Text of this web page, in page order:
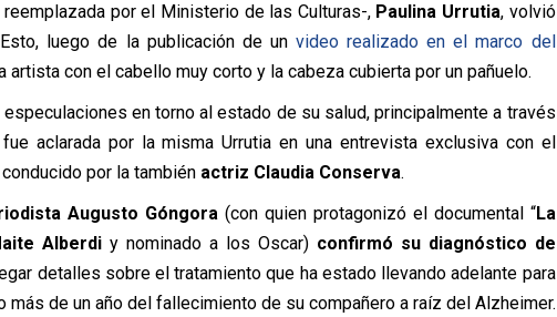
por el Ministerio de las Culturas-, Paulina Urrutia, volvió
luego de la publicación de un video realizado en el marco del
artista con el cabello muy corto y la cabeza cubierta por un pañuelo.
en torno al estado de su salud, principalmente a través
aclarada por la misma Urrutia en una entrevista exclusiva con el
por la también actriz Claudia Conserva.
Augusto Góngora(con quien protagonizó el documental “La
Alberdiy nominado a los Oscar) confirmó su diagnóstico de
detalles sobre el tratamiento que ha estado llevando adelante para
más de un año del fallecimiento de su compañero a raíz del Alzheimer.